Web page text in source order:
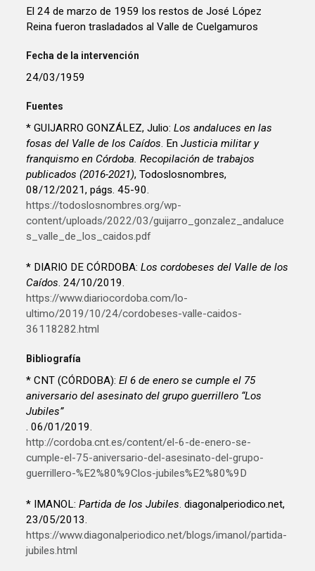
El 24 de marzo de 1959 los restos de José López
Reina fueron trasladados al Valle de Cuelgamuros
Fecha de la intervención
24/03/1959
Fuentes
* GUIJARRO GONZÁLEZ, Julio:Los andaluces en las
fosas del Valle de los Caídos. EnJusticia militar y
franquismo en Córdoba. Recopilación de trabajos
publicados (2016-2021), Todoslosnombres,
08/12/2021, págs. 45-90.
https://todoslosnombres.org/wp-
content/uploads/2022/03/guijarro_gonzalez_andaluce
s_valle_de_los_caidos.pdf
* DIARIO DE CÓRDOBA:Los cordobeses del Valle de los
Caídos. 24/10/2019.
https://www.diariocordoba.com/lo-
ultimo/2019/10/24/cordobeses-valle-caidos-
36118282.html
Bibliografía
* CNT (CÓRDOBA):El 6 de enero se cumple el 75
aniversario del asesinato del grupo guerrillero “Los
Jubiles”
. 06/01/2019.
http://cordoba.cnt.es/content/el-6-de-enero-se-
cumple-el-75-aniversario-del-asesinato-del-grupo-
guerrillero-%E2%80%9Clos-jubiles%E2%80%9D
* IMANOL:Partida de los Jubiles. diagonalperiodico.net,
23/05/2013.
https://www.diagonalperiodico.net/blogs/imanol/partida-
jubiles.html